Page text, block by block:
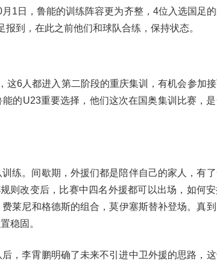
1日，鲁能的训练阵容更为齐整，4位入选国足
到，在此之前他们和球队合练，保持状态。
这6人都进入第二阶段的重庆集训，有机会参加
的U23重要选择，他们这次在国奥集训比赛，
练。间歇期，外援们都是陪伴自己的家人，有
则改变后，比赛中四名外援都可以出场，如何
莱尼和格德斯的组合，莫伊塞斯替补登场。真
稳固。
，李霄鹏明确了未来不引进中卫外援的思路，